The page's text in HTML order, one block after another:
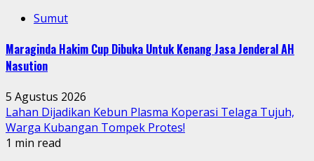
Sumut
Maraginda Hakim Cup Dibuka Untuk Kenang Jasa Jenderal AH
Nasution
5 Agustus 2026
Lahan Dijadikan Kebun Plasma Koperasi Telaga Tujuh,
Warga Kubangan Tompek Protes!
1 min read